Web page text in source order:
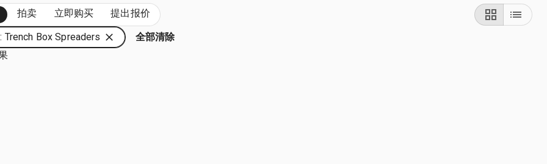
拍卖 立即购买 提出报价
Trench Box Spreaders
全部清除